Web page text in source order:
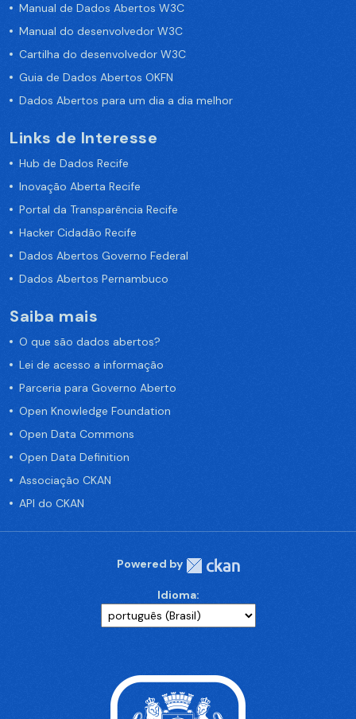
Manual de Dados Abertos W3C
Manual do desenvolvedor W3C
Cartilha do desenvolvedor W3C
Guia de Dados Abertos OKFN
Dados Abertos para um dia a dia melhor
Links de Interesse
Hub de Dados Recife
Inovação Aberta Recife
Portal da Transparência Recife
Hacker Cidadão Recife
Dados Abertos Governo Federal
Dados Abertos Pernambuco
Saiba mais
O que são dados abertos?
Lei de acesso a informação
Parceria para Governo Aberto
Open Knowledge Foundation
Open Data Commons
Open Data Definition
Associação CKAN
API do CKAN
Powered by
Idioma